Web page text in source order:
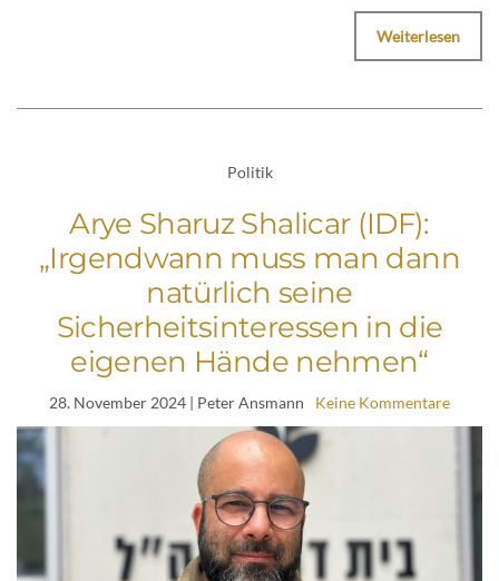
Weiterlesen
Politik
Arye Sharuz Shalicar (IDF):
„Irgendwann muss man dann
natürlich seine
Sicherheitsinteressen in die
eigenen Hände nehmen“
28. November 2024 | Peter Ansmann Keine Kommentare